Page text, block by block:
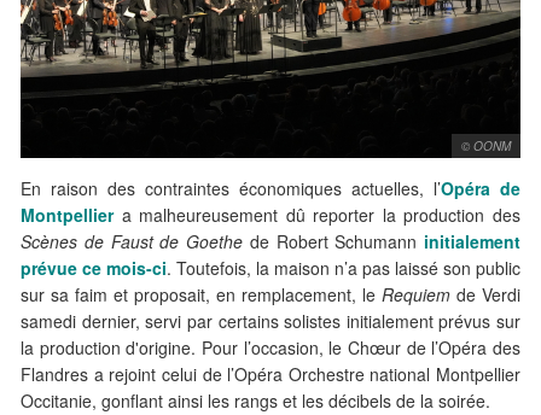
© OONM
En raison des contraintes économiques actuelles, l’Opéra de
Montpelliera malheureusement dû reporter la production des
Scènes de Faust de Goethe de Robert Schumann initialement
prévue ce mois-ci. Toutefois, la maison n’a pas laissé son public
sur sa faim et proposait, en remplacement, le Requiem de Verdi
samedi dernier, servi par certains solistes initialement prévus sur
la production d'origine. Pour l’occasion, le Chœur de l’Opéra des
Flandres a rejoint celui de l’Opéra Orchestre national Montpellier
Occitanie, gonflant ainsi les rangs et les décibels de la soirée.